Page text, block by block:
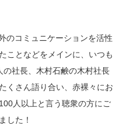
のコミュニケーションを活性
ことなどをメインに、いつも
社長、木村石鹸の木村社長
くさん語り合い、赤裸々にお
人以上と言う聴衆の方にご
した！